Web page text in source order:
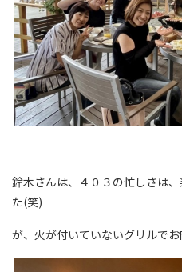
鈴木さんは、４０３の忙しさは
た(笑)
が、火が付いていないグリルで